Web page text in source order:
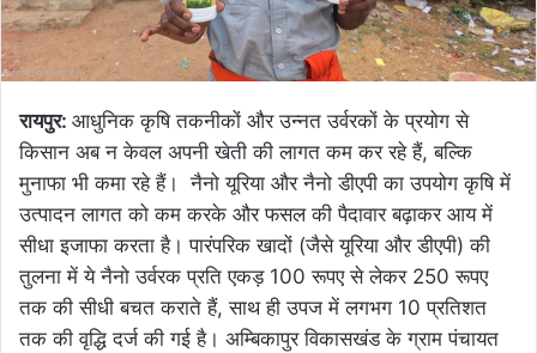
रायपुर: आधुनिक कृषि तकनीकों और उन्नत उर्वरकों के प्रयोग से
किसान अब न केवल अपनी खेती की लागत कम कर रहे हैं, बल्कि
मुनाफा भी कमा रहे हैं। नैनो यूरिया और नैनो डीएपी का उपयोग कृषि में
उत्पादन लागत को कम करके और फसल की पैदावार बढ़ाकर आय में
सीधा इजाफा करता है। पारंपरिक खादों (जैसे यूरिया और डीएपी) की
तुलना में ये नैनो उर्वरक प्रति एकड़ 100 रूपए से लेकर 250 रूपए
तक की सीधी बचत कराते हैं, साथ ही उपज में लगभग 10 प्रतिशत
तक की वृद्धि दर्ज की गई है। अम्बिकापुर विकासखंड के ग्राम पंचायत